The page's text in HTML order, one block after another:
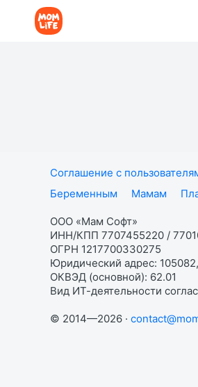
Соглашение с
Беременным
Мамам
ООО «Мам Софт»
ИНН/КПП 7707455220 /
ОГРН 1217700330275
Юридический адрес:
ОКВЭД (основной): 62.01
Вид ИТ-деятельности
© 2014—2026 ·